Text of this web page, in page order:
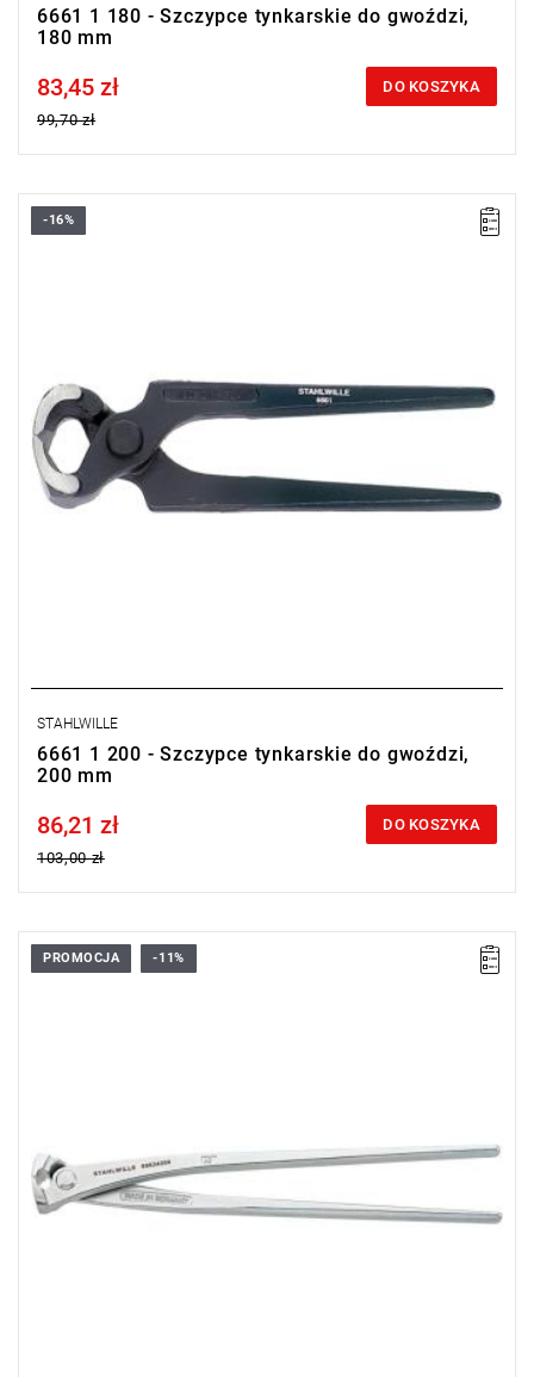
6661 1 180 - Szczypce tynkarskie do gwoździ,
180 mm
Price tax included
83,45 zł
99,70 zł
DO KOSZYKA
-16%
STAHLWILLE
6661 1 200 - Szczypce tynkarskie do gwoździ,
200 mm
Price tax included
86,21 zł
103,00 zł
DO KOSZYKA
PROMOCJA -11%